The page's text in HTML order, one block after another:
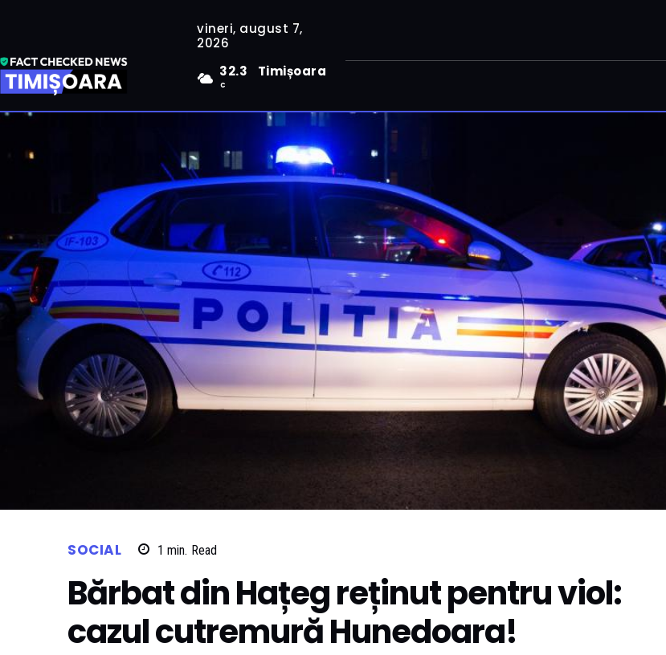
vineri, august 7,
2026
32.3
C
Timișoara
SOCIAL 1 min. Read
Bărbat din Hațeg reținut pentru viol:
cazul cutremură Hunedoara!